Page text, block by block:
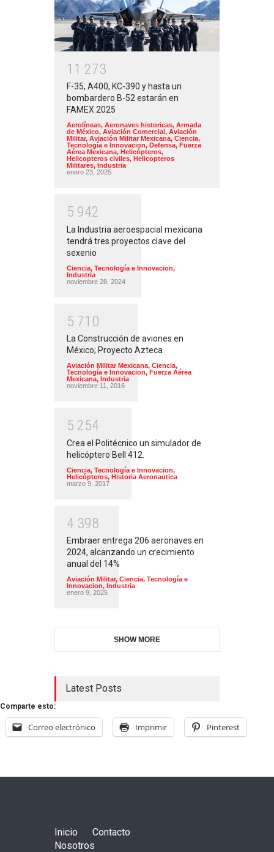
1 1 273
F-35, A400, KC-390 y hasta un
bombardero B-52 estarán en
FAMEX 2025
Aerolíneas, Aeronaves historicas, Armada
de México, Aviación Comercial, Aviación
Militar, Aviación Militar Mexicana, Ciencia,
Tecnología e Innovacion, Defensa, Fuerza
Aérea Mexicana, Helicópteros,
Helicopteros civiles, Helicopteros
Militares, Industria
enero 23, 2025
5 942
La Industria aeroespacial mexicana
tendrá tres proyectos clave del
sexenio
Ciencia, Tecnología e Innovacion,
Industria
noviembre 28, 2024
5 71 0
La Construcción de aviones en
México; Proyecto Azteca
Aviación Militar Mexicana, Ciencia,
Tecnología e Innovacion, Fuerza Aérea
Mexicana, Industria
noviembre 11, 2016
5 254
Crea el Politécnico un simulador de
helicóptero Bell 412.
Ciencia, Tecnología e Innovacion,
Helicópteros, Historia Aeronautica
marzo 9, 2017
4 398
Embraer entrega 206 aeronaves en
2024, alcanzando un crecimiento
anual del 14%
Aviación Militar, Ciencia, Tecnología e
Innovacion, Industria
enero 9, 2025
SHOW MORE
Latest Posts
Comparte esto:
Correo electrónico Imprimir Pinterest
Inicio
Contacto
Nosotros